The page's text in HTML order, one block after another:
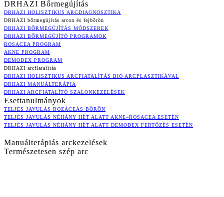
DRHAZI Bőrmegújítás
DRHAZI HOLISZTIKUS ARCDIAGNOSZTIKA
DRHAZI bőrmegújítás arcon és fejbőrön
DRHAZI BŐRMEGÚJÍTÁS MÓDSZEREK
DRHAZI BŐRMEGÚJÍTÓ PROGRAMOK
ROSACEA PROGRAM
AKNE PROGRAM
DEMODEX PROGRAM
DRHAZI arcfiatalítás
DRHAZI HOLISZTIKUS ARCFIATALÍTÁS BIO ARCPLASZTIKÁVAL
DRHAZI MANUÁLTERÁPIA
DRHAZI ARCFIATALÍTÓ SZALONKEZELÉSEK
Esettanulmányok
TELJES JAVULÁS ROZÁCEÁS BŐRÖN
TELJES JAVULÁS NÉHÁNY HÉT ALATT AKNE–ROSACEA ESETÉN
TELJES JAVULÁS NÉHÁNY HÉT ALATT DEMODEX FERTŐZÉS ESETÉN
Manuálterápiás arckezelések
Természetesen szép arc